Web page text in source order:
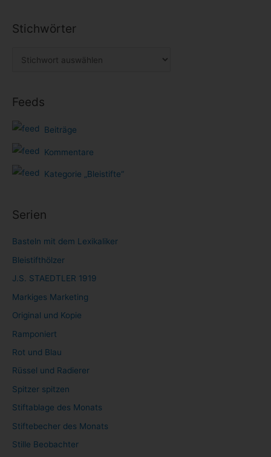
Stichwörter
Feeds
Beiträge
Kommentare
Kategorie „Bleistifte“
Serien
Basteln mit dem Lexikaliker
Bleistifthölzer
J.S. STAEDTLER 1919
Markiges Marketing
Original und Kopie
Ramponiert
Rot und Blau
Rüssel und Radierer
Spitzer spitzen
Stiftablage des Monats
Stiftebecher des Monats
Stille Beobachter